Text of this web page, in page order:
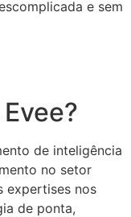
e sem
de inteligência
no setor
expertises nos
de ponta,